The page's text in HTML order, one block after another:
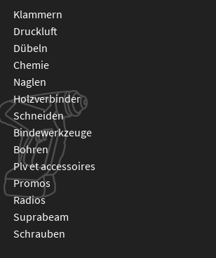
klammern
druckluft
dübeln
chemie
naglen
holzverbinder
schneiden
bindewerkzeuge
bohren
plv et accessoires
promos
radios
suprabeam
schrauben